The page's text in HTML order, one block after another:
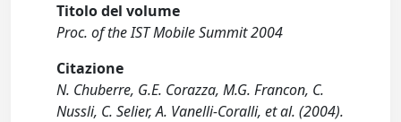
Titolo del volume
Proc. of the IST Mobile Summit 2004
Citazione
N. Chuberre, G.E. Corazza, M.G. Francon, C.
Nussli, C. Selier, A. Vanelli-Coralli, et al. (2004).